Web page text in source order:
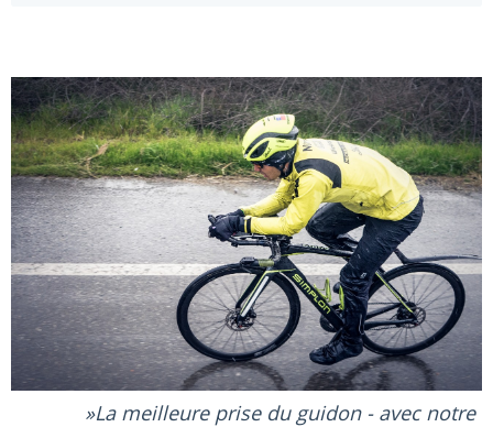
La meilleure prise du guidon - avec notre